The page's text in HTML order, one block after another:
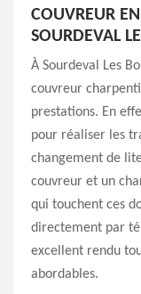
COUVREUR
SOURDEVAL
À Sourdeval Les
couvreur
prestations. En
pour réaliser les
changement de
couvreur et un
qui touchent ces
directement par
excellent rendu
abordables.